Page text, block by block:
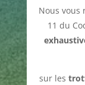
Nous vous
11 du
sur les